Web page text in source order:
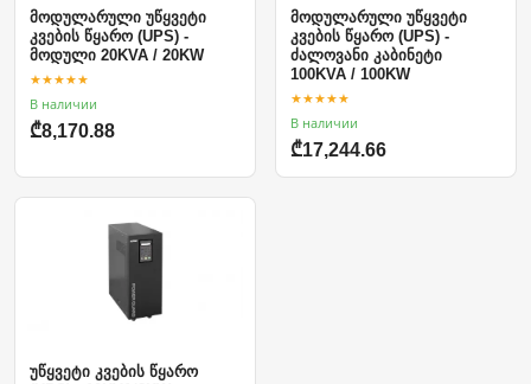
მოდულარული უწყვეტი
კვების წყარო (UPS) -
მოდული 20KVA / 20KW
★★★★★
В наличии
₾8,170.88
მოდულარული უწყვეტი
კვების წყარო (UPS) -
ძალოვანი კაბინეტი
100KVA / 100KW
★★★★★
В наличии
₾17,244.66
უწყვეტი კვების წყარო